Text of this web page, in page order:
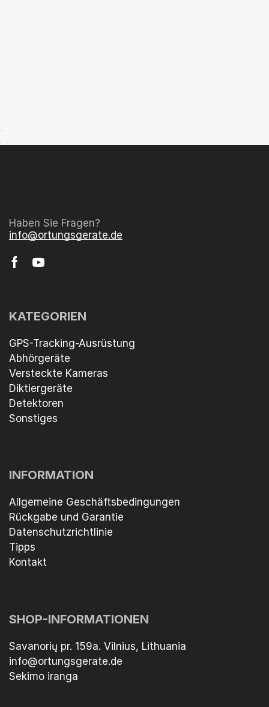
Haben Sie Fragen?
info@ortungsgerate.de
KATEGORIEN
GPS-Tracking-Ausrüstung
Abhörgeräte
Versteckte Kameras
Diktiergeräte
Detektoren
Sonstiges
INFORMATION
Allgemeine Geschäftsbedingungen
Rückgabe und Garantie
Datenschutzrichtlinie
Tipps
Kontakt
SHOP-INFORMATIONEN
Savanorių pr. 159a. Vilnius, Lithuania
info@ortungsgerate.de
Sekimo iranga